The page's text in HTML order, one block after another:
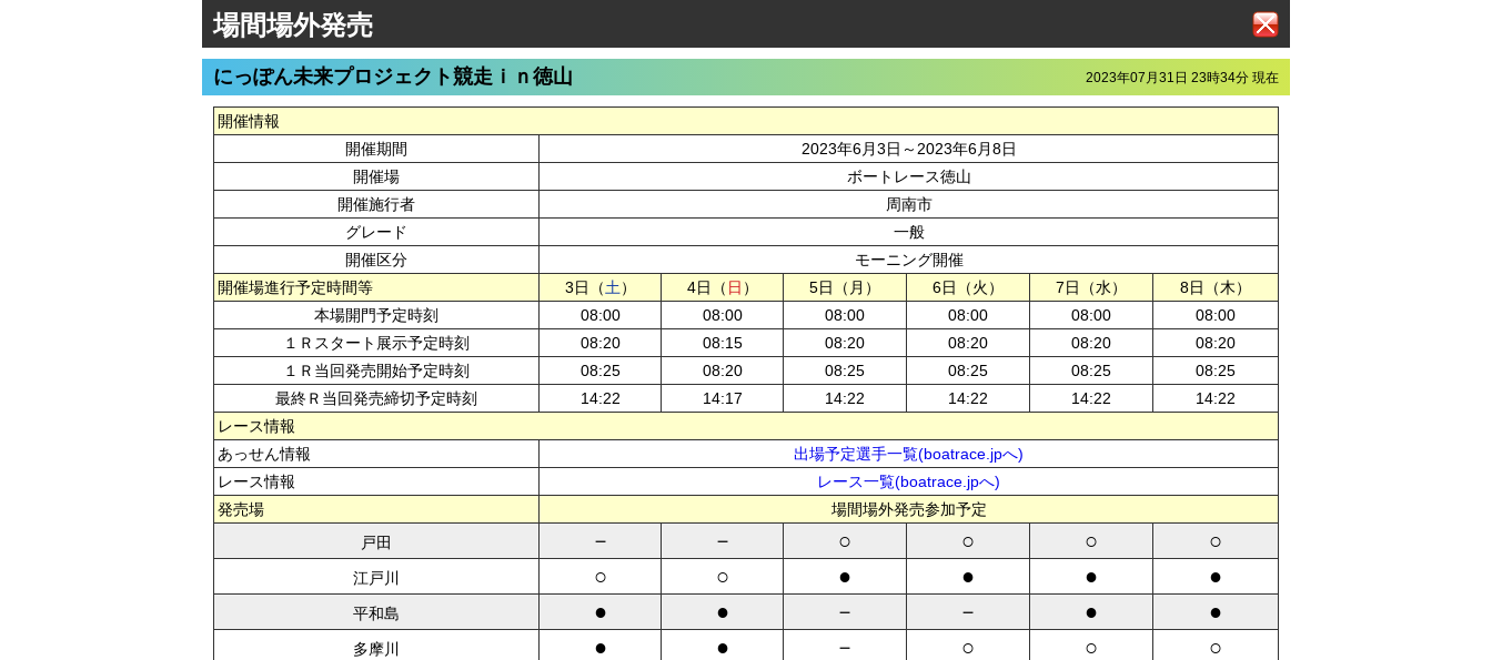
場間場外発売
2023年07月31日 23時34分 現在
にっぽん未来プロジェクト競走ｉｎ徳山
開催情報
開催期間
2023年6月3日～2023年6月8日
開催場
ボートレース徳山
開催施行者
周南市
グレード
一般
開催区分
モーニング開催
開催場進行予定時間等
3日（土） 4日（ 日 ） 5日（月） 6日（火） 7日（水）
8日（木）
本場開門予定時刻
08:00 08:00 08:00 08:00 08:00
08:00
１Ｒスタート展示予定時刻
08:20 08:15 08:20 08:20 08:20
08:20
１Ｒ当回発売開始予定時刻
08:25 08:20 08:25 08:25 08:25
08:25
最終Ｒ当回発売締切予定時刻
14:22 14:17 14:22 14:22 14:22
14:22
レース情報
あっせん情報
出場予定選手一覧(boatrace.jpへ)
レース情報
レース一覧(boatrace.jpへ)
発売場
場間場外発売参加予定
戸田
－ － ○ ○ ○ ○
江戸川 ○ ○ ● ● ● ●
平和島 ● ● － － ● ●
多摩川 ● ● － ○ ○ ○